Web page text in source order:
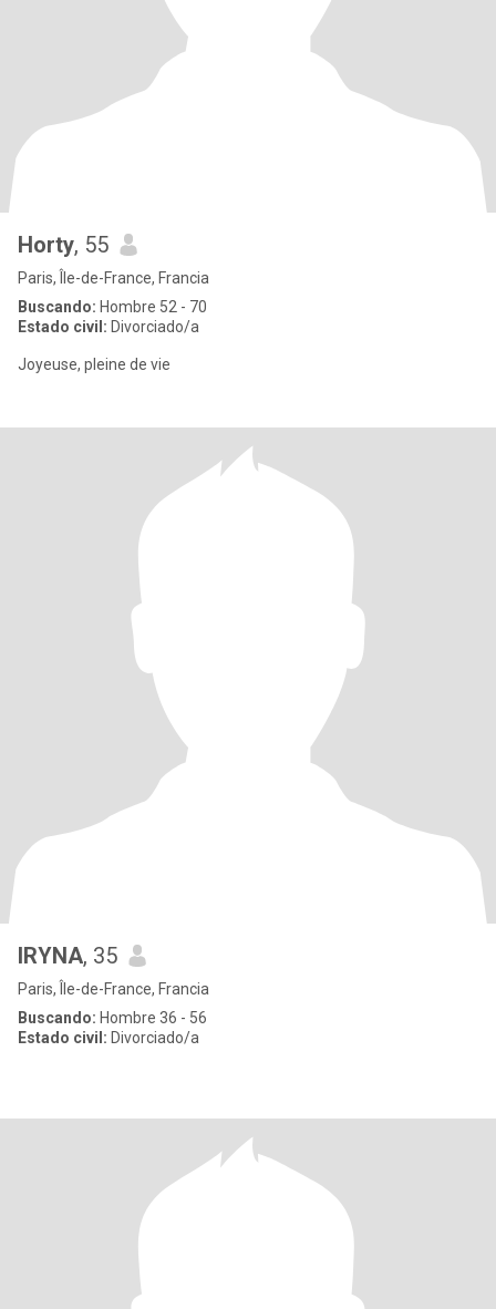
Horty, 55
Paris, Île-de-France, Francia
Buscando: Hombre 52 - 70
Estado civil: Divorciado/a
Joyeuse, pleine de vie
IRYNA, 35
Paris, Île-de-France, Francia
Buscando: Hombre 36 - 56
Estado civil: Divorciado/a